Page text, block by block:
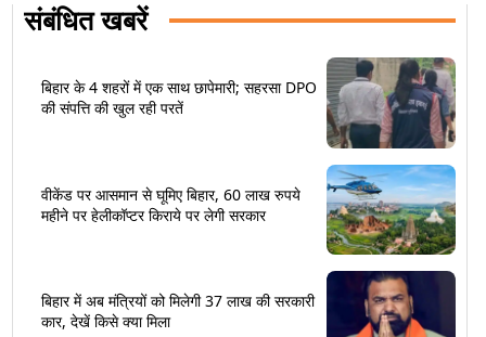
संबंधित खबरें
बिहार के 4 शहरों में एक साथ छापेमारी; सहरसा DPO
की संपत्ति की खुल रही परतें
वीकेंड पर आसमान से घूमिए बिहार, 60 लाख रुपये
महीने पर हेलीकॉप्टर किराये पर लेगी सरकार
बिहार में अब मंत्रियों को मिलेगी 37 लाख की सरकारी
कार, देखें किसे क्या मिला